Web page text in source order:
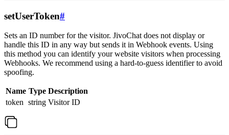
setUserToken#
Sets an ID number for the visitor. JivoChat does not display or
handle this ID in any way but sends it in Webhook events. Using
this method you can identify your website visitors when processing
Webhooks. We recommend using a hard-to-guess identifier to avoid
spoofing.
Name Type Description
token string Visitor ID